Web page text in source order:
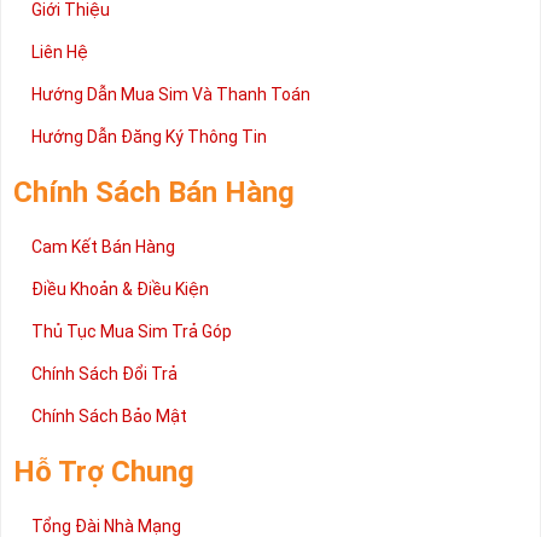
Giới Thiệu
Liên Hệ
Hướng Dẫn Mua Sim Và Thanh Toán
Hướng Dẫn Đăng Ký Thông Tin
Chính Sách Bán Hàng
Cam Kết Bán Hàng
Điều Khoản & Điều Kiện
Thủ Tục Mua Sim Trả Góp
Chính Sách Đổi Trả
Chính Sách Bảo Mật
Hỗ Trợ Chung
Tổng Đài Nhà Mạng